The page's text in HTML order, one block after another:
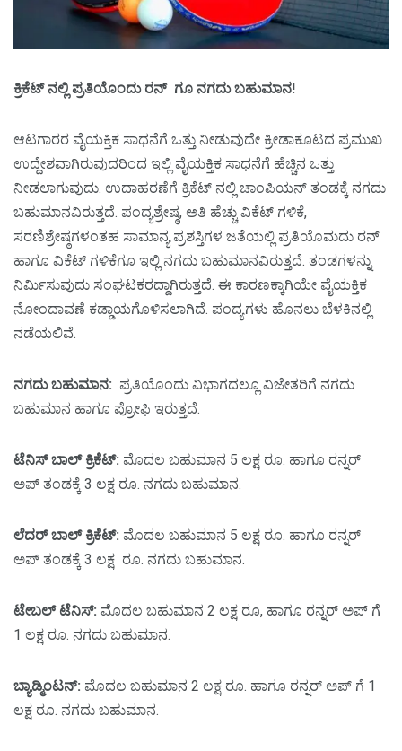
ಕ್ರಿಕೆಟ್ ನಲ್ಲಿ ಪ್ರತಿಯೊಂದು ರನ್ ಗೂ ನಗದು ಬಹುಮಾನ!
ಆಟಗಾರರ ವೈಯಕ್ತಿಕ ಸಾಧನೆಗೆ ಒತ್ತು ನೀಡುವುದೇ ಕ್ರೀಡಾಕೂಟದ ಪ್ರಮುಖ
ಉದ್ದೇಶವಾಗಿರುವುದರಿಂದ ಇಲ್ಲಿ ವೈಯಕ್ತಿಕ ಸಾಧನೆಗೆ ಹೆಚ್ಚಿನ ಒತ್ತು
ನೀಡಲಾಗುವುದು. ಉದಾಹರಣೆಗೆ ಕ್ರಿಕೆಟ್ ನಲ್ಲಿ ಚಾಂಪಿಯನ್ ತಂಡಕ್ಕೆ ನಗದು
ಬಹುಮಾನವಿರುತ್ತದೆ. ಪಂದ್ಯಶ್ರೇಷ್ಠ, ಅತಿ ಹೆಚ್ಚು ವಿಕೆಟ್ ಗಳಿಕೆ,
ಸರಣಿಶ್ರೇಷ್ಠಗಳಂತಹ ಸಾಮಾನ್ಯ ಪ್ರಶಸ್ತಿಗಳ ಜತೆಯಲ್ಲಿ ಪ್ರತಿಯೊಮದು ರನ್
ಹಾಗೂ ವಿಕೆಟ್ ಗಳಿಕೆಗೂ ಇಲ್ಲಿ ನಗದು ಬಹುಮಾನವಿರುತ್ತದೆ. ತಂಡಗಳನ್ನು
ನಿರ್ಮಿಸುವುದು ಸಂಘಟಕರದ್ದಾಗಿರುತ್ತದೆ. ಈ ಕಾರಣಕ್ಕಾಗಿಯೇ ವೈಯಕ್ತಿಕ
ನೋಂದಾವಣೆ ಕಡ್ಡಾಯಗೊಳಿಸಲಾಗಿದೆ. ಪಂದ್ಯಗಳು ಹೊನಲು ಬೆಳಕಿನಲ್ಲಿ
ನಡೆಯಲಿವೆ.
ನಗದು ಬಹುಮಾನ: ಪ್ರತಿಯೊಂದು ವಿಭಾಗದಲ್ಲೂ ವಿಜೇತರಿಗೆ ನಗದು
ಬಹುಮಾನ ಹಾಗೂ ಪ್ರೋಫಿ ಇರುತ್ತದೆ.
ಟೆನಿಸ್ ಬಾಲ್ ಕ್ರಿಕೆಟ್: ಮೊದಲ ಬಹುಮಾನ 5 ಲಕ್ಷ ರೂ. ಹಾಗೂ ರನ್ನರ್
ಅಪ್ ತಂಡಕ್ಕೆ 3 ಲಕ್ಷ ರೂ. ನಗದು ಬಹುಮಾನ.
ಲೆದರ್ ಬಾಲ್ ಕ್ರಿಕೆಟ್: ಮೊದಲ ಬಹುಮಾನ 5 ಲಕ್ಷ ರೂ. ಹಾಗೂ ರನ್ನರ್
ಅಪ್ ತಂಡಕ್ಕೆ 3 ಲಕ್ಷ ರೂ. ನಗದು ಬಹುಮಾನ.
ಟೇಬಲ್ ಟೆನಿಸ್: ಮೊದಲ ಬಹುಮಾನ 2 ಲಕ್ಷ ರೂ, ಹಾಗೂ ರನ್ನರ್ ಅಪ್ ಗೆ
1 ಲಕ್ಷ ರೂ. ನಗದು ಬಹುಮಾನ.
ಬ್ಯಾಡ್ಮಿಂಟನ್: ಮೊದಲ ಬಹುಮಾನ 2 ಲಕ್ಷ ರೂ. ಹಾಗೂ ರನ್ನರ್ ಅಪ್ ಗೆ 1
ಲಕ್ಷ ರೂ. ನಗದು ಬಹುಮಾನ.